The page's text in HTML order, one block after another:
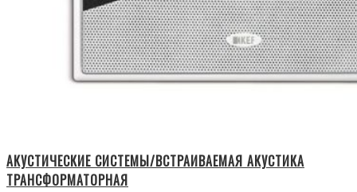
АКУСТИЧЕСКИЕ СИСТЕМЫ/ВСТРАИВАЕМАЯ АКУСТИКА
ТРАНСФОРМАТОРНАЯ